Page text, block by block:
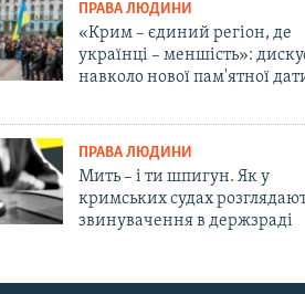
ПРАВА ЛЮДИНИ
«Крим – єдиний регіон, де
українці – меншість»:
навколо нової пам'ятної
ПРАВА ЛЮДИНИ
Мить – і ти шпигун. Як у
кримських судах
звинувачення в держзраді